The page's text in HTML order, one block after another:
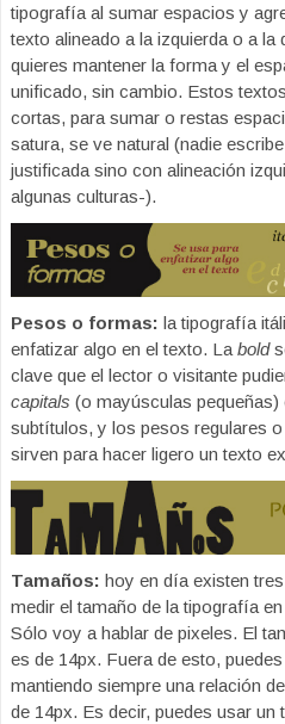
tipografía al sumar espacios y
texto alineado a la izquierda o a la
quieres mantener la forma y el
unificado, sin cambio. Estos
cortas, para sumar o restas
satura, se ve natural (nadie
justificada sino con alineación
algunas culturas-).
Pesos o formas: la tipografía
enfatizar algo en el texto. La bold
clave que el lector o visitante
capitals (o mayúsculas
subtítulos, y los pesos regulares
sirven para hacer ligero un texto
Tamaños: hoy en día existen
medir el tamaño de la tipografía
Sólo voy a hablar de pixeles. El
es de 14px. Fuera de esto,
mantiendo siempre una relación
de 14px. Es decir, puedes usar un